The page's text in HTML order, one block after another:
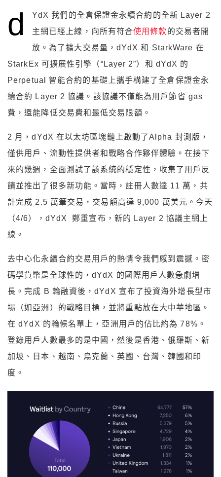
d
YdX 我們的全倉保證金永續合約的全新 Layer 2
主網已經上線，向所有符合使用條款的交易者開
放。為了擴大交易量，dYdX 和 StarkWare 在
StarkEx 可擴展性引擎（“Layer 2”）和 dYdX 的
Perpetual 智能合約的基礎上攜手構建了全倉保證金永
續合約 Layer 2 協議。該協議不僅能為用戶節省 gas
費，還能降低交易費和最低交易限額。
2 月，dYdX 在以太坊區塊鏈上啟動了Alpha 封測版，
僅供用戶、流動性提供者和戰略合作夥伴體驗。在接下
來的幾週，全面測試了該系統的穩定性，收集了用戶反
饋並推出了很多新功能。當時，註冊人數達 11 萬，共
計完成 2.5 萬筆交易，交易額高達 9,000 萬美元。今天
（4/6），dYdX 鄭重宣布，新的 Layer 2 協議主網上
線。
去中心化永續合約交易用戶的熱情令我們感到震撼。密
碼學貨幣是全球性的，dYdX 的國際用戶人數急劇增
長。完成 B 輪融資後，dYdX 宣布了投資海外增長型市
場（如亞洲）的戰略目標，並將重點放在大中華地區。
在 dYdX 的輪候名單上，亞洲用戶的佔比約為 78%。
登錄用戶人數最多的是中國，然後是香港、俄羅斯、新
加坡、日本、越南、烏克蘭、英國、台灣、韓國和印
度。